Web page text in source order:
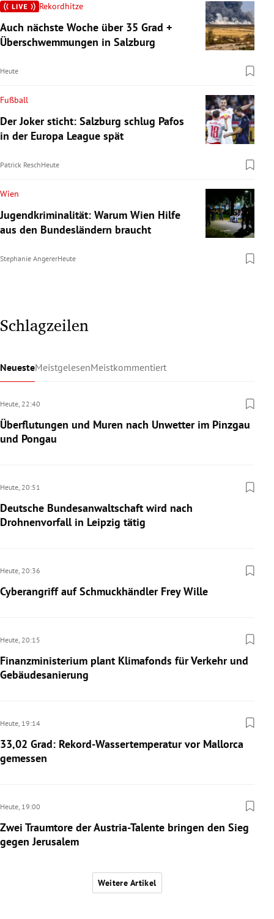
Rekordhitze
Auch nächste Woche über 35 Grad +
Überschwemmungen in Salzburg
Heute
Fußball
Der Joker sticht: Salzburg schlug Pafos
in der Europa League spät
Patrick ReschHeute
Wien
Jugendkriminalität: Warum Wien Hilfe
aus den Bundesländern braucht
Stephanie AngererHeute
Schlagzeilen
NeuesteMeistgelesenMeistkommentiert
Heute, 22:40
Überflutungen und Muren nach Unwetter im Pinzgau
und Pongau
Heute, 20:51
Deutsche Bundesanwaltschaft wird nach
Drohnenvorfall in Leipzig tätig
Heute, 20:36
Cyberangriff auf Schmuckhändler Frey Wille
Heute, 20:15
Finanzministerium plant Klimafonds für Verkehr und
Gebäudesanierung
Heute, 19:14
33,02 Grad: Rekord-Wassertemperatur vor Mallorca
gemessen
Heute, 19:00
Zwei Traumtore der Austria-Talente bringen den Sieg
gegen Jerusalem
Weitere Artikel